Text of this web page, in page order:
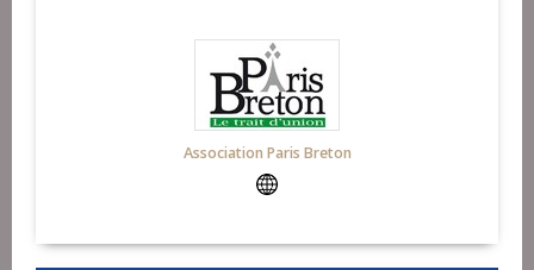
Association Paris Breton